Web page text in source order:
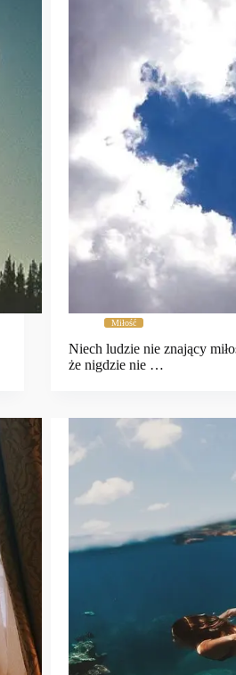
Miłość
Niech ludzie nie znający
że nigdzie nie …